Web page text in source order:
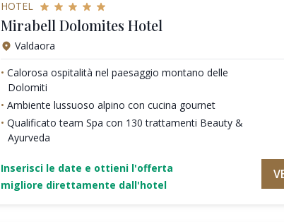
HOTEL
Mirabell Dolomites Hotel
Valdaora
Calorosa ospitalità nel paesaggio montano delle
Dolomiti
Ambiente lussuoso alpino con cucina gournet
Qualificato team Spa con 130 trattamenti Beauty &
Ayurveda
Inserisci le date e ottieni l'offerta
migliore direttamente dall'hotel